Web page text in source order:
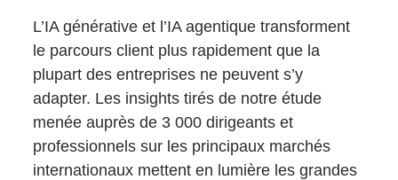
L’IA générative et l’IA agentique transforment
le parcours client plus rapidement que la
plupart des entreprises ne peuvent s’y
adapter. Les insights tirés de notre étude
menée auprès de 3 000 dirigeants et
professionnels sur les principaux marchés
internationaux mettent en lumière les grandes